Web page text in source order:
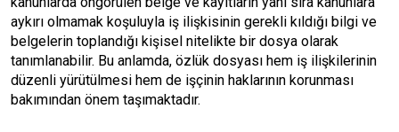
aykırı olmamak koşuluyla iş ilişkisinin gerekli kıldığı bilgi ve
belgelerin toplandığı kişisel nitelikte bir dosya olarak
tanımlanabilir. Bu anlamda, özlük dosyası hem iş ilişkilerinin
düzenli yürütülmesi hem de işçinin haklarının korunması
bakımından önem taşımaktadır.